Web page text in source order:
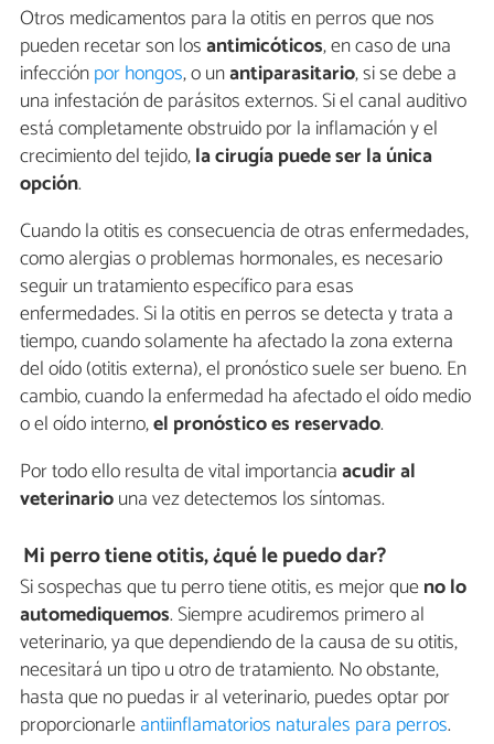
Otros medicamentos para la otitis en perros que nos
pueden recetar son losantimicóticos, en caso de una
infecciónpor hongos, o unantiparasitario, si se debe a
una infestación de parásitos externos. Si el canal auditivo
está completamente obstruido por la inflamación y el
crecimiento del tejido,la cirugía puede ser la única
opción.
Cuando la otitis es consecuencia de otras enfermedades,
como alergias o problemas hormonales, es necesario
seguir un tratamiento específico para esas
enfermedades. Si la otitis en perros se detecta y trata a
tiempo, cuando solamente ha afectado la zona externa
del oído (otitis externa), el pronóstico suele ser bueno. En
cambio, cuando la enfermedad ha afectado el oído medio
o el oído interno,el pronóstico es reservado.
Por todo ello resulta de vital importanciaacudir al
veterinariouna vez detectemos los síntomas.
Mi perro tiene otitis, ¿qué le puedo dar?
Si sospechas que tu perro tiene otitis, es mejor queno lo
automediquemos. Siempre acudiremos primero al
veterinario, ya que dependiendo de la causa de su otitis,
necesitará un tipo u otro de tratamiento. No obstante,
hasta que no puedas ir al veterinario, puedes optar por
proporcionarleantiinflamatorios naturales para perros.